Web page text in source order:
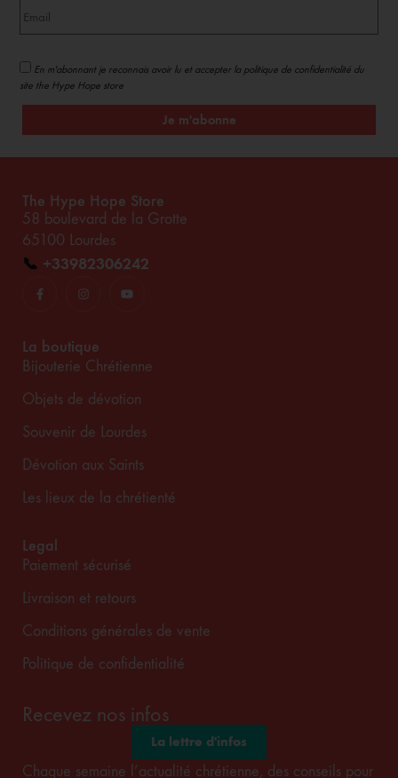
En m'abonnant je reconnais avoir lu et accepter la politique de confidentialité du
site the Hype Hope store
Je m'abonne
The Hype Hope Store
58 boulevard de la Grotte
65100 Lourdes
📞 +33982306242
La boutique
Bijouterie Chrétienne
Objets de dévotion
Souvenir de Lourdes
Dévotion aux Saints
Les lieux de la chrétienté
Legal
Paiement sécurisé
Livraison et retours
Conditions générales de vente
Politique de confidentialité
Recevez nos infos
La lettre d'infos
Chaque semaine l’actualité chrétienne, des conseils pour